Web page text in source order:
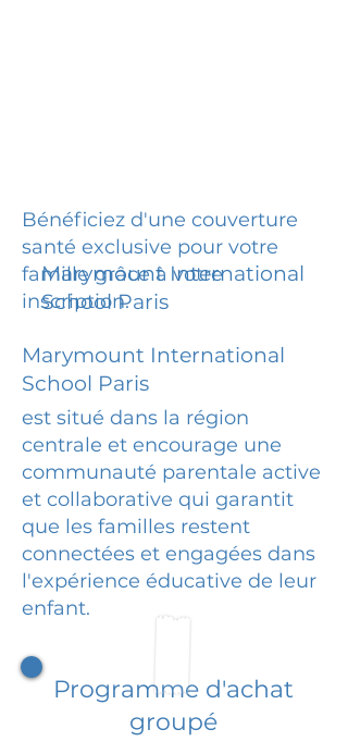
Bénéficiez d'une couverture
santé exclusive pour votre
famille grâce à votre
inscription.
Marymount International
School Paris
Marymount International
School Paris
est situé dans la région
centrale et encourage une
communauté parentale active
et collaborative qui garantit
que les familles restent
connectées et engagées dans
l'expérience éducative de leur
enfant.
Programme d'achat
groupé